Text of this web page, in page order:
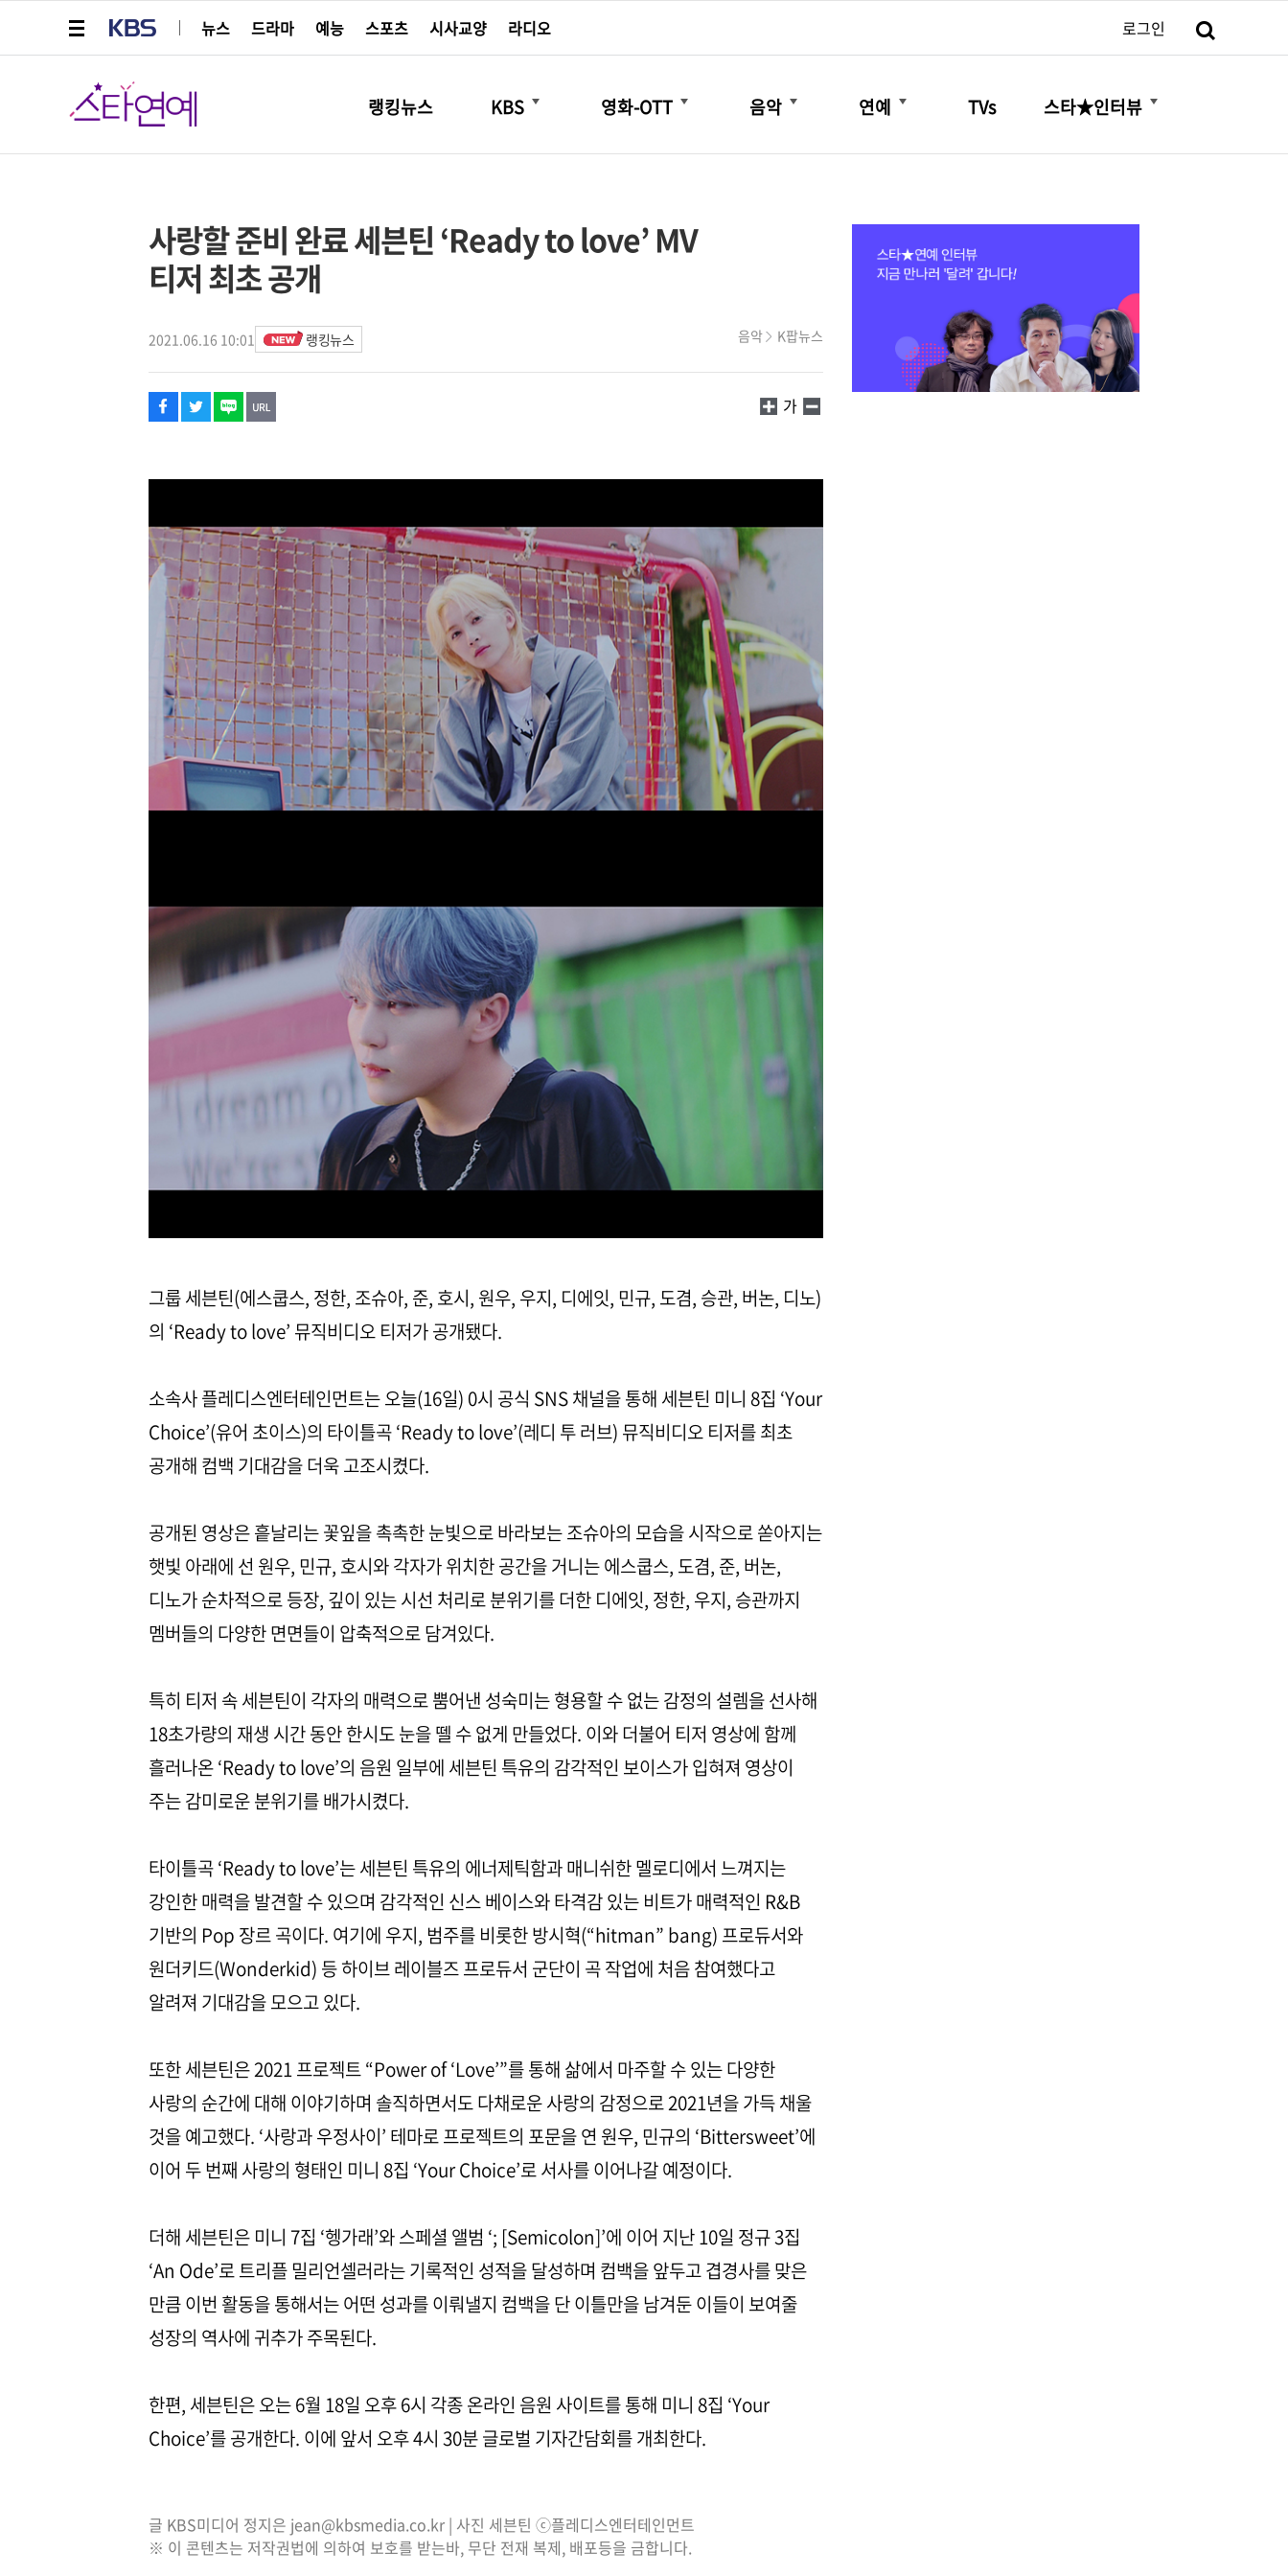
뉴스
드라마 예능 스포츠 시사교양 라디오 로그인
스타연예
랭킹뉴스 KBS
더보기
영화-OTT
더보기
음악
더보기
연예
더보기
TVs 스타★인터뷰
더보기
사랑할 준비 완료 세븐틴 ‘Ready to love’ MV
티저 최초 공개
2021.06.16 10:01 랭킹뉴스 음악 K팝뉴스
페이스북
트위터
네이버
URL복사
글씨 작게보기
가
글씨 크게보기
그룹 세븐틴(에스쿱스, 정한, 조슈아, 준, 호시, 원우, 우지, 디에잇, 민규, 도겸, 승관, 버논, 디노)
의 ‘Ready to love’ 뮤직비디오 티저가 공개됐다.
소속사 플레디스엔터테인먼트는 오늘(16일) 0시 공식 SNS 채널을 통해 세븐틴 미니 8집 ‘Your
Choice’(유어 초이스)의 타이틀곡 ‘Ready to love’(레디 투 러브) 뮤직비디오 티저를 최초
공개해 컴백 기대감을 더욱 고조시켰다.
공개된 영상은 흩날리는 꽃잎을 촉촉한 눈빛으로 바라보는 조슈아의 모습을 시작으로 쏟아지는
햇빛 아래에 선 원우, 민규, 호시와 각자가 위치한 공간을 거니는 에스쿱스, 도겸, 준, 버논,
디노가 순차적으로 등장, 깊이 있는 시선 처리로 분위기를 더한 디에잇, 정한, 우지, 승관까지
멤버들의 다양한 면면들이 압축적으로 담겨있다.
특히 티저 속 세븐틴이 각자의 매력으로 뿜어낸 성숙미는 형용할 수 없는 감정의 설렘을 선사해
18초가량의 재생 시간 동안 한시도 눈을 뗄 수 없게 만들었다. 이와 더불어 티저 영상에 함께
흘러나온 ‘Ready to love’의 음원 일부에 세븐틴 특유의 감각적인 보이스가 입혀져 영상이
주는 감미로운 분위기를 배가시켰다.
타이틀곡 ‘Ready to love’는 세븐틴 특유의 에너제틱함과 매니쉬한 멜로디에서 느껴지는
강인한 매력을 발견할 수 있으며 감각적인 신스 베이스와 타격감 있는 비트가 매력적인 R&B
기반의 Pop 장르 곡이다. 여기에 우지, 범주를 비롯한 방시혁(“hitman” bang) 프로듀서와
원더키드(Wonderkid) 등 하이브 레이블즈 프로듀서 군단이 곡 작업에 처음 참여했다고
알려져 기대감을 모으고 있다.
또한 세븐틴은 2021 프로젝트 “Power of ‘Love’”를 통해 삶에서 마주할 수 있는 다양한
사랑의 순간에 대해 이야기하며 솔직하면서도 다채로운 사랑의 감정으로 2021년을 가득 채울
것을 예고했다. ‘사랑과 우정사이’ 테마로 프로젝트의 포문을 연 원우, 민규의 ‘Bittersweet’에
이어 두 번째 사랑의 형태인 미니 8집 ‘Your Choice’로 서사를 이어나갈 예정이다.
더해 세븐틴은 미니 7집 ‘헹가래’와 스페셜 앨범 ‘; [Semicolon]’에 이어 지난 10일 정규 3집
‘An Ode’로 트리플 밀리언셀러라는 기록적인 성적을 달성하며 컴백을 앞두고 겹경사를 맞은
만큼 이번 활동을 통해서는 어떤 성과를 이뤄낼지 컴백을 단 이틀만을 남겨둔 이들이 보여줄
성장의 역사에 귀추가 주목된다.
한편, 세븐틴은 오는 6월 18일 오후 6시 각종 온라인 음원 사이트를 통해 미니 8집 ‘Your
Choice’를 공개한다. 이에 앞서 오후 4시 30분 글로벌 기자간담회를 개최한다.
글 KBS미디어 정지은 jean@kbsmedia.co.kr | 사진 세븐틴 ⓒ플레디스엔터테인먼트
※ 이 콘텐츠는 저작권법에 의하여 보호를 받는바, 무단 전재 복제, 배포등을 금합니다.
해시태그